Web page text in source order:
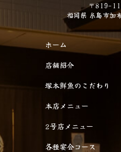
〒819-
福岡県 糸島市
ホーム
店舗紹介
塚本鮮魚のこだわり
本店メニュー
2号店メニュー
各種宴会コース